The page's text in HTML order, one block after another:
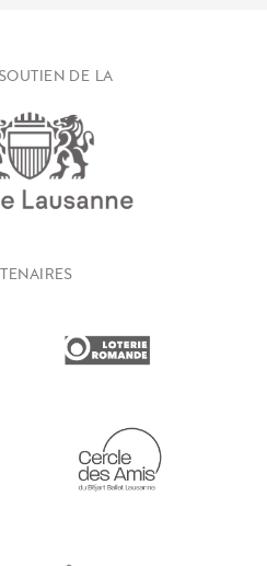
DE LA